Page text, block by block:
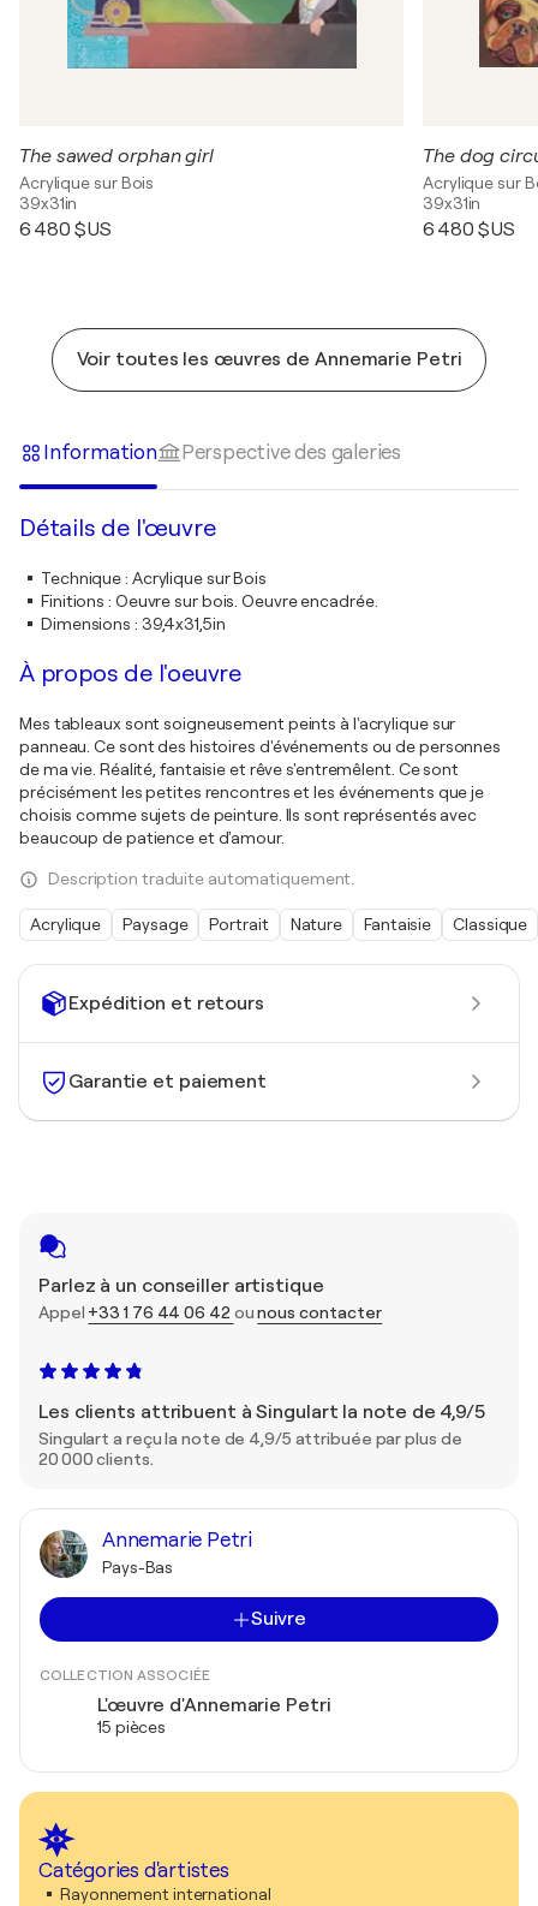
Expédition et retours
Garantie et paiement
Parlez à un conseiller artistique
Appel +33 1 76 44 06 42 ounous contacter
Les clients attribuent à Singulart la note de 4,9/5
Singulart a reçu la note de 4,9/5 attribuée par plus de
20 000 clients.
Annemarie Petri
Pays-Bas
Suivre
COLLECTION ASSOCIÉE
L'œuvre d'Annemarie Petri
15 pièces
Catégories d'artistes
Rayonnement international
The sawed orphan girl
Acrylique sur Bois
39x31in
6 480 $US
The dog
Acrylique sur
39x31in
6 480 $US
Voir toutes les œuvres de Annemarie Petri
Information Perspective des galeries
Détails de l'œuvre
Technique: Acrylique sur Bois
Finitions : Oeuvre sur bois. Oeuvre encadrée.
Dimensions : 39,4x31,5in
À propos de l'oeuvre
Mes tableaux sont soigneusement peints à l'acrylique sur
panneau. Ce sont des histoires d'événements ou de personnes
de ma vie. Réalité, fantaisie et rêve s'entremêlent. Ce sont
précisément les petites rencontres et les événements que je
choisis comme sujets de peinture. Ils sont représentés avec
beaucoup de patience et d'amour.
Description traduite automatiquement.
Acrylique Paysage Portrait Nature Fantaisie Classique